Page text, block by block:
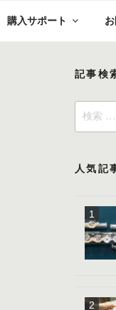
購入サポート
記事検
検
索:
人気記